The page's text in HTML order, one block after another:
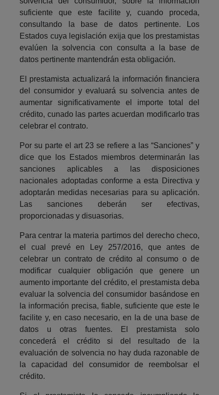
suficiente que este facilite y, cuando proceda,
consultando la base de datos pertinente. Los
Estados cuya legislación exija que los prestamistas
evalúen la solvencia con consulta a la base de
datos pertinente mantendrán esta obligación.
El prestamista actualizará la información financiera
del consumidor y evaluará su solvencia antes de
aumentar significativamente el importe total del
crédito, cunado las partes acuerdan modificarlo tras
celebrar el contrato.
Por su parte el art 23 se refiere a las “Sanciones” y
dice que los Estados miembros determinarán las
sanciones aplicables a las disposiciones
nacionales adoptadas conforme a esta Directiva y
adoptarán medidas necesarias para su aplicación.
Las sanciones deberán ser efectivas,
proporcionadas y disuasorias.
Para centrar la materia partimos del derecho checo,
el cual prevé en Ley 257/2016, que antes de
celebrar un contrato de crédito al consumo o de
modificar cualquier obligación que genere un
aumento importante del crédito, el prestamista deba
evaluar la solvencia del consumidor basándose en
la información precisa, fiable, suficiente que este le
facilite y, en caso necesario, en la de una base de
datos u otras fuentes. El prestamista solo
concederá el crédito si del resultado de la
evaluación de solvencia no hay duda razonable de
la capacidad del consumidor de reembolsar el
crédito.